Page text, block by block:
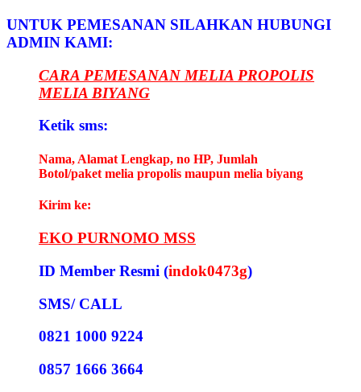
UNTUK PEMESANAN SILAHKAN HUBUNGI
ADMIN KAMI:
CARA PEMESANAN MELIA PROPOLIS
MELIA BIYANG
Ketik sms:
Nama, Alamat Lengkap, no HP, Jumlah
Botol/paket melia propolis maupun melia biyang
Kirim ke:
EKO PURNOMO MSS
ID Member Resmi (indok0473g)
SMS/ CALL
0821 1000 9224
0857 1666 3664